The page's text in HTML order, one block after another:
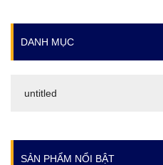
DANH MỤC
untitled
SẢN PHẨM NỔI BẬT